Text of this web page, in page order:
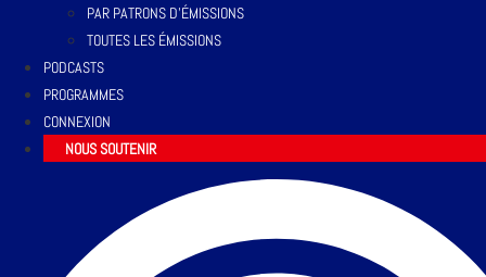
PAR PATRONS D’ÉMISSIONS
TOUTES LES ÉMISSIONS
PODCASTS
PROGRAMMES
CONNEXION
NOUS SOUTENIR